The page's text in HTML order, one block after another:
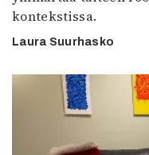
kontekstissa.
Laura Suurhasko